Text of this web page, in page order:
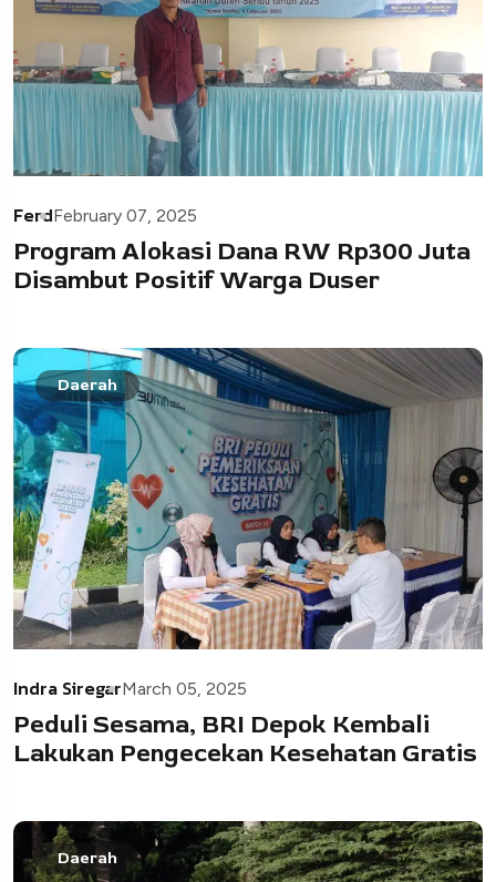
FerdFebruary 07, 2025
Program Alokasi Dana RW Rp300 Juta
Disambut Positif Warga Duser
Daerah
Indra SiregarMarch 05, 2025
Peduli Sesama, BRI Depok Kembali
Lakukan Pengecekan Kesehatan Gratis
Daerah